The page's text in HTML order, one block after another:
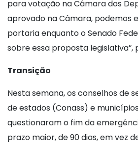
para votação na Câmara dos
aprovado na Câmara, podemos
portaria enquanto o Senado
sobre essa proposta legislativa”,
Transição
Nesta semana, os conselhos de
de estados (Conass) e
questionaram o fim da
prazo maior, de 90 dias, em vez